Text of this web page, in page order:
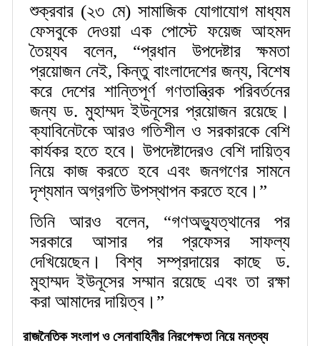
শুক্রবার (২৩ মে) সামাজিক যোগাযোগ মাধ্যম
ফেসবুকে দেওয়া এক পোস্টে ফয়েজ আহমদ
তৈয়্যব বলেন, “প্রধান উপদেষ্টার ক্ষমতা
প্রয়োজন নেই, কিন্তু বাংলাদেশের জন্য, বিশেষ
করে দেশের শান্তিপূর্ণ গণতান্ত্রিক পরিবর্তনের
জন্য ড. মুহাম্মদ ইউনূসের প্রয়োজন রয়েছে।
ক্যাবিনেটকে আরও গতিশীল ও সরকারকে বেশি
কার্যকর হতে হবে। উপদেষ্টাদেরও বেশি দায়িত্ব
নিয়ে কাজ করতে হবে এবং জনগণের সামনে
দৃশ্যমান অগ্রগতি উপস্থাপন করতে হবে।”
তিনি আরও বলেন, “গণঅভ্যুত্থানের পর
সরকারে আসার পর প্রফেসর সাফল্য
দেখিয়েছেন। বিশ্ব সম্প্রদায়ের কাছে ড.
মুহাম্মদ ইউনূসের সম্মান রয়েছে এবং তা রক্ষা
করা আমাদের দায়িত্ব।”
রাজনৈতিক সংলাপ ও সেনাবাহিনীর নিরপেক্ষতা নিয়ে মন্তব্য